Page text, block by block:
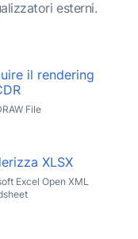
esterni.
il rendering
File
XLSX
Excel Open XML